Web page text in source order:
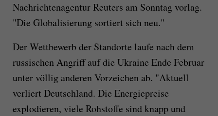
Nachrichtenagentur Reuters am Sonntag vorlag.
"Die Globalisierung sortiert sich neu."
Der Wettbewerb der Standorte laufe nach dem
russischen Angriff auf die Ukraine Ende Februar
unter völlig anderen Vorzeichen ab. "Aktuell
verliert Deutschland. Die Energiepreise
explodieren, viele Rohstoffe sind knapp und